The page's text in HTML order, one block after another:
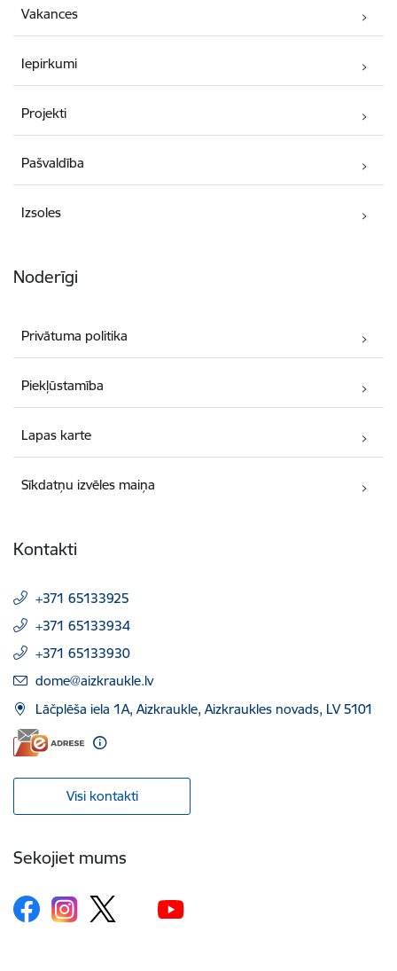
Vakances
Iepirkumi
Projekti
Pašvaldība
Izsoles
Noderīgi
Privātuma politika
Piekļūstamība
Lapas karte
Sīkdatņu izvēles maiņa
Kontakti
+371 65133925
+371 65133934
+371 65133930
E-pasts:
dome@aizkraukle.lv
Lāčplēša iela 1A, Aizkraukle, Aizkraukles novads, LV 5101
Visi kontakti
Sekojiet mums